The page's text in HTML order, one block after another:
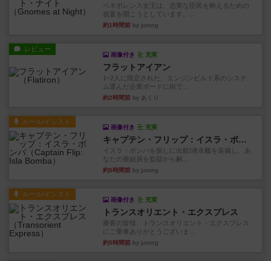
ベネボレンス女王は、忠実な臣民を称えるための
祝宴を開こうとしています。...
約1時間前 by jurong
レビュー
画像付き 充実
フラットアイアン
1~2人に限定された、エンジンビルド系のシステ
ム選んだ企業ボードに街で...
約2時間前 by あくり
ルール/インスト
画像付き 充実
キャプテン・フリップ：イスラ・ボンバ
イスラ・ボンバを探しに出航!潜水艦を装備し、あ
なたの乗組員を監獄から解...
約5時間前 by jurong
ルール/インスト
画像付き 充実
トランスオリエント・エクスプレス
乗客の皆様、トランスオリエント・エクスプレス
にご乗車ありがとうございま...
約5時間前 by jurong